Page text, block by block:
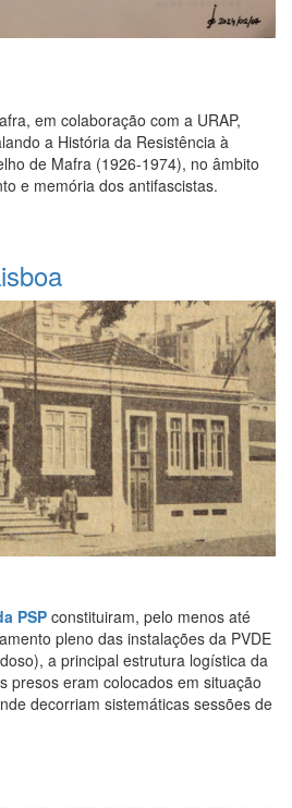
em colaboração com a URAP,
a História da Resistência à
de Mafra (1926-1974), no âmbito
e memória dos antifascistas.
PSP constituiram, pelo menos até
pleno das instalações da PVDE
a principal estrutura logística da
presos eram colocados em situação
decorriam sistemáticas sessões de